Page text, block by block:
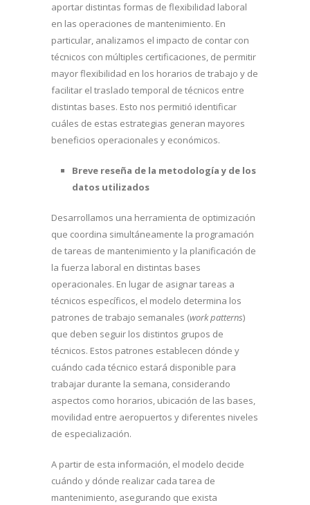
aportar distintas formas de flexibilidad laboral
en las operaciones de mantenimiento. En
particular, analizamos el impacto de contar con
técnicos con múltiples certificaciones, de permitir
mayor flexibilidad en los horarios de trabajo y de
facilitar el traslado temporal de técnicos entre
distintas bases. Esto nos permitió identificar
cuáles de estas estrategias generan mayores
beneficios operacionales y económicos.
Breve reseña de la metodología y de los
datos utilizados
Desarrollamos una herramienta de optimización
que coordina simultáneamente la programación
de tareas de mantenimiento y la planificación de
la fuerza laboral en distintas bases
operacionales. En lugar de asignar tareas a
técnicos específicos, el modelo determina los
patrones de trabajo semanales (work patterns)
que deben seguir los distintos grupos de
técnicos. Estos patrones establecen dónde y
cuándo cada técnico estará disponible para
trabajar durante la semana, considerando
aspectos como horarios, ubicación de las bases,
movilidad entre aeropuertos y diferentes niveles
de especialización.
A partir de esta información, el modelo decide
cuándo y dónde realizar cada tarea de
mantenimiento, asegurando que exista